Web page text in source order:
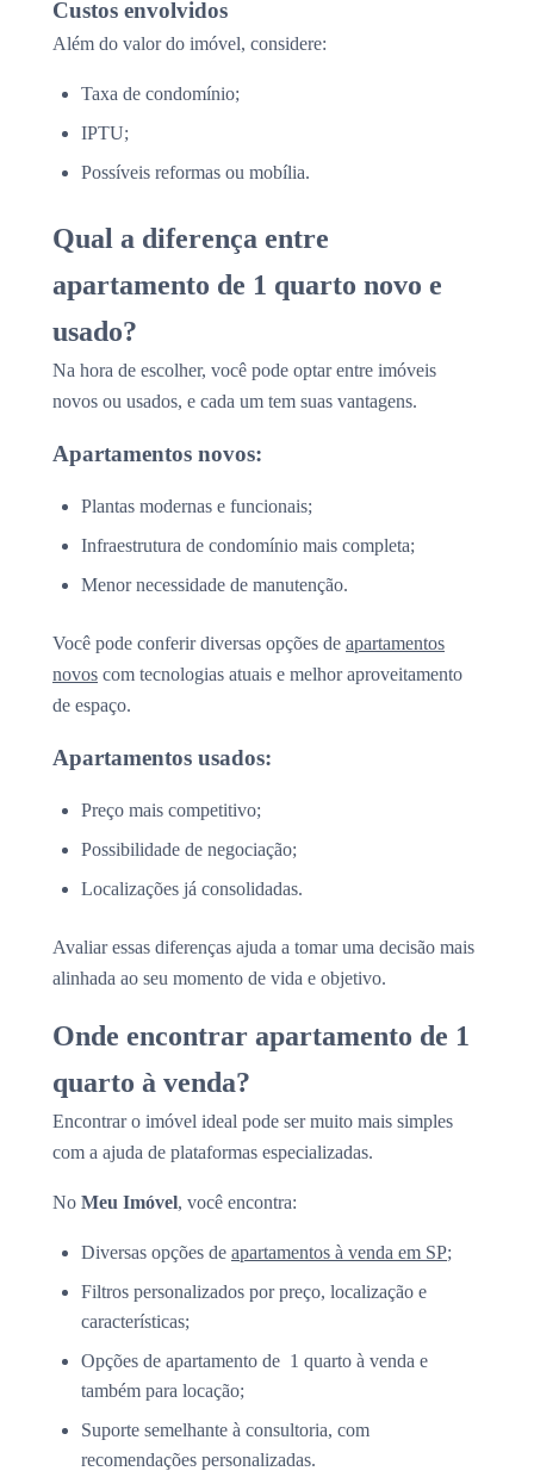
Custos envolvidos
Além do valor do imóvel, considere:
Taxa de condomínio;
IPTU;
Possíveis reformas ou mobília.
Qual a diferença entre
apartamento de 1 quarto novo e
usado?
Na hora de escolher, você pode optar entre imóveis
novos ou usados, e cada um tem suas vantagens.
Apartamentos novos:
Plantas modernas e funcionais;
Infraestrutura de condomínio mais completa;
Menor necessidade de manutenção.
Você pode conferir diversas opções de apartamentos
novos com tecnologias atuais e melhor aproveitamento
de espaço.
Apartamentos usados:
Preço mais competitivo;
Possibilidade de negociação;
Localizações já consolidadas.
Avaliar essas diferenças ajuda a tomar uma decisão mais
alinhada ao seu momento de vida e objetivo.
Onde encontrar apartamento de 1
quarto à venda?
Encontrar o imóvel ideal pode ser muito mais simples
com a ajuda de plataformas especializadas.
No Meu Imóvel, você encontra:
Diversas opções de apartamentos à venda em SP;
Filtros personalizados por preço, localização e
características;
Opções de apartamento de 1 quarto à venda e
também para locação;
Suporte semelhante à consultoria, com
recomendações personalizadas.